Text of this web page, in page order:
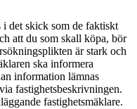
i det skick som de faktiskt
att du som skall köpa, bör
är stark och
ska informera
information lämnas
fastighetsbeskrivningen.
fastighetsmäklare.